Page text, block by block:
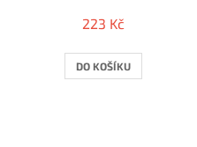
223 Kč
DO KOŠÍKU